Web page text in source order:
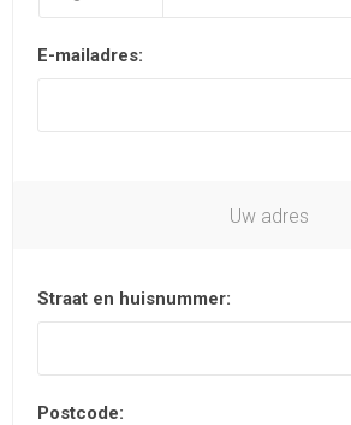
E-mailadres:
Uw adres
Straat en huisnummer:
Postcode: